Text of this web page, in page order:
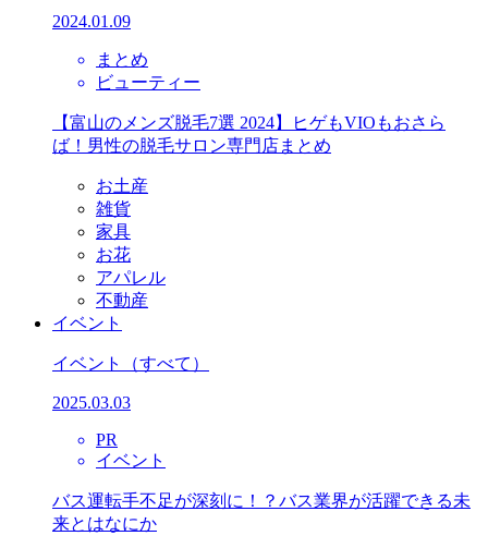
2024.01.09
まとめ
ビューティー
【富山のメンズ脱毛7選 2024】ヒゲもVIOもおさら
ば！男性の脱毛サロン専門店まとめ
お土産
雑貨
家具
お花
アパレル
不動産
イベント
イベント （すべて）
2025.03.03
PR
イベント
バス運転手不足が深刻に！？バス業界が活躍できる未
来とはなにか